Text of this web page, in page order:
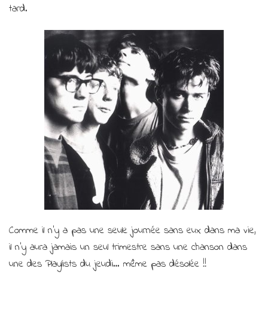
tard.
Comme il n’y a pas une seule journée sans eux dans ma vie,
il n’y aura jamais un seul trimestre sans une chanson dans
une des Playlists du jeudi… même pas désolée !!